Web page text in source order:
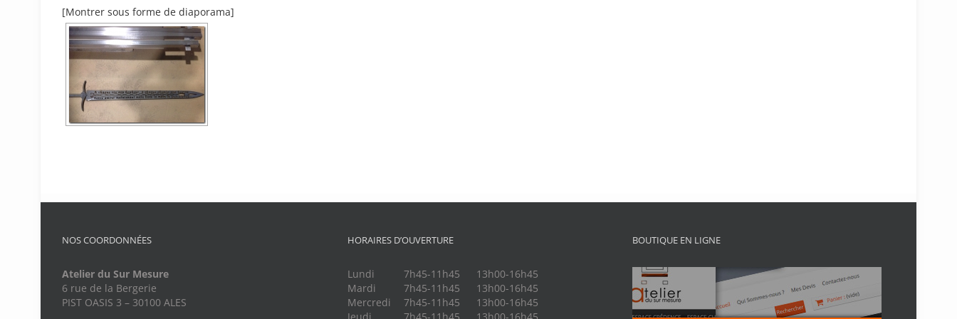
[Montrer sous forme de diaporama]
NOS COORDONNÉES
Atelier du Sur Mesure
6 rue de la Bergerie
PIST OASIS 3 – 30100 ALES
HORAIRES D’OUVERTURE
Lundi 7h45-11h45
13h00-16h45
Mardi
7h45-11h45
13h00-16h45
Mercredi
7h45-11h45
13h00-16h45
BOUTIQUE EN LIGNE